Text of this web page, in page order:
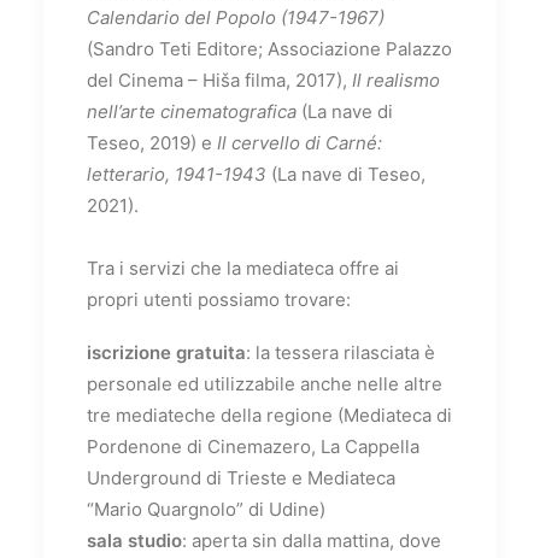
Calendario del Popolo (1947-1967)
(Sandro Teti Editore; Associazione Palazzo
del Cinema – Hiša filma, 2017), Il realismo
nell’arte cinematografica (La nave di
Teseo, 2019) e Il cervello di Carné:
letterario, 1941-1943 (La nave di Teseo,
2021).
Tra i servizi che la mediateca offre ai
propri utenti possiamo trovare:
iscrizione gratuita: la tessera rilasciata è
personale ed utilizzabile anche nelle altre
tre mediateche della regione (Mediateca di
Pordenone di Cinemazero, La Cappella
Underground di Trieste e Mediateca
“Mario Quargnolo” di Udine)
sala studio: aperta sin dalla mattina, dove